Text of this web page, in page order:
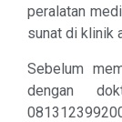
peralatan
sunat di klinik
Sebelum
dengan